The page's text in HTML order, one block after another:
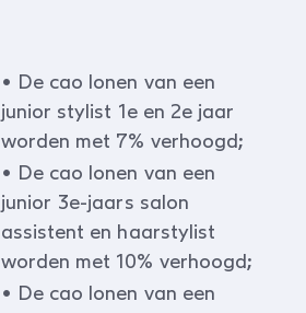
• De cao lonen van een
junior stylist 1e en 2e jaar
worden met 7% verhoogd;
• De cao lonen van een
junior 3e-jaars salon
assistent en haarstylist
worden met 10% verhoogd;
• De cao lonen van een